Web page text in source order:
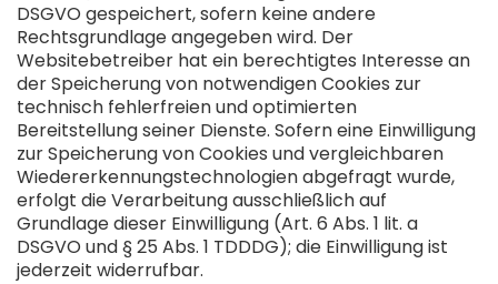
DSGVO gespeichert, sofern keine andere
Rechtsgrundlage angegeben wird. Der
Websitebetreiber hat ein berechtigtes Interesse an
der Speicherung von notwendigen Cookies zur
technisch fehlerfreien und optimierten
Bereitstellung seiner Dienste. Sofern eine Einwilligung
zur Speicherung von Cookies und vergleichbaren
Wiedererkennungstechnologien abgefragt wurde,
erfolgt die Verarbeitung ausschließlich auf
Grundlage dieser Einwilligung (Art. 6 Abs. 1 lit. a
DSGVO und § 25 Abs. 1 TDDDG); die Einwilligung ist
jederzeit widerrufbar.